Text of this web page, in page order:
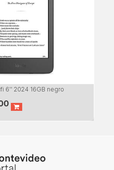
6'' 2024 16GB negro